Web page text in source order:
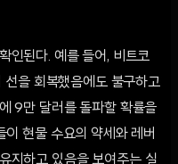
인된다. 예를 들어, 비트코
을 회복했음에도 불구하고
9만 달러를 돌파할 확률을
현물 수요의 약세와 레버
지하고 있음을 보여주는 실